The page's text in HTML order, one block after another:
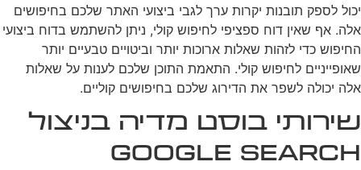
יכול לספק תובנות יקרות ערך לגבי ביצועי האתר שלכם בחיפושים
אלה. אף שאין דוח ספציפי לחיפוש קולי, ניתן להשתמש בדוח ביצועי
החיפוש כדי לזהות שאלות ארוכות יותר וביטויים טבעיים יותר
שאופייניים לחיפוש קולי. התאמת התוכן שלכם לענות על שאלות
אלה יכולה לשפר את הדירוג שלכם בחיפושים קוליים.
שירותי בוסט מדיה בניצול
Google Search